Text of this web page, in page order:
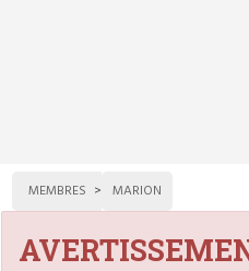
MEMBRES MARION